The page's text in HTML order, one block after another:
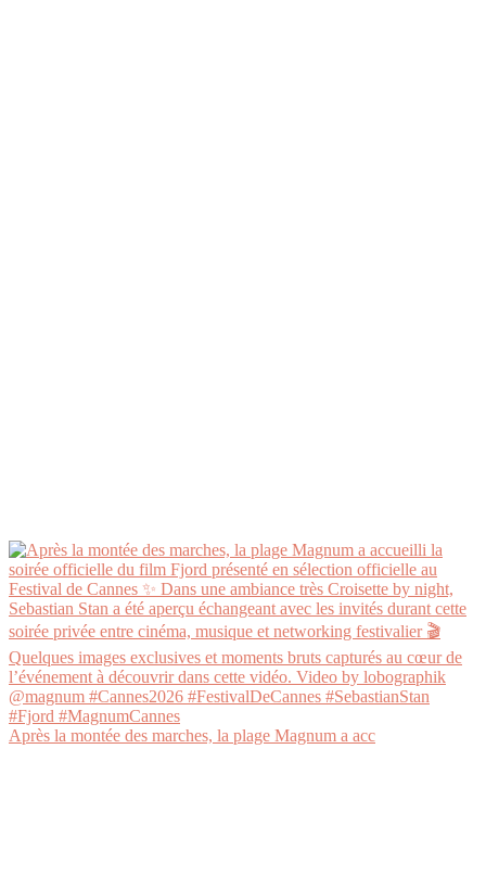
Après la montée des marches, la plage Magnum a acc